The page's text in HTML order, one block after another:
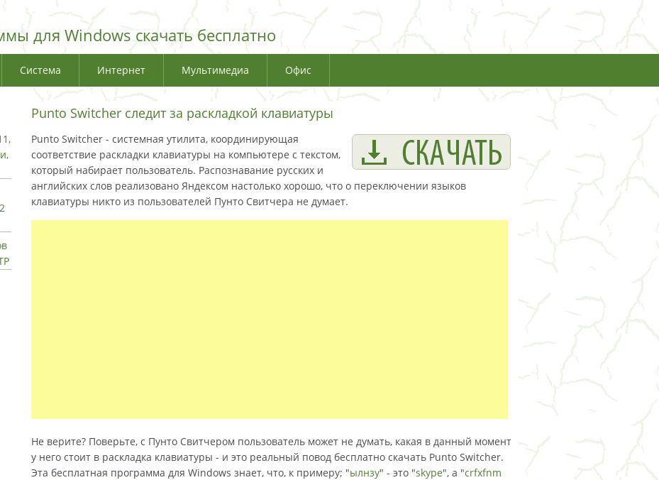
для Windows скачать бесплатно
Система Интернет Мультимедиа Офис
Punto Switcher следит за раскладкой клавиатуры
Punto Switcher - системная утилита, координирующая
соответствие раскладки клавиатуры на компьютере с текстом,
который набирает пользователь. Распознавание русских и
английских слов реализовано Яндексом настолько хорошо, что о переключении языков
клавиатуры никто из пользователей Пунто Свитчера не думает.
Не верите? Поверьте, с Пунто Свитчером пользователь может не думать, какая в данный момент
у него стоит в раскладка клавиатуры - и это реальный повод бесплатно скачать Punto Switcher.
Эта бесплатная программа для Windows знает, что, к примеру; "ылнзу" - это "skype", а "crfxfnm